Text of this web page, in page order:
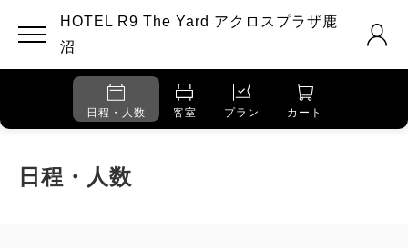
HOTEL R9 The Yard アクロスプラザ鹿
沼
日程・人数 客室 プラン カート
日程・人数